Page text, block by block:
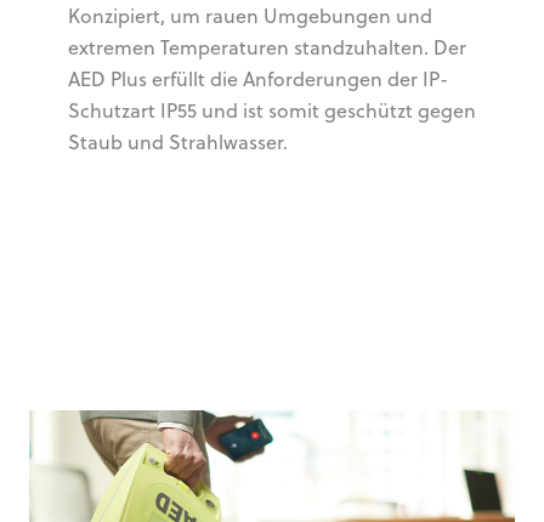
Konzipiert, um rauen Umgebungen und
extremen Temperaturen standzuhalten. Der
AED Plus erfüllt die Anforderungen der IP-
Schutzart IP55 und ist somit geschützt gegen
Staub und Strahlwasser.